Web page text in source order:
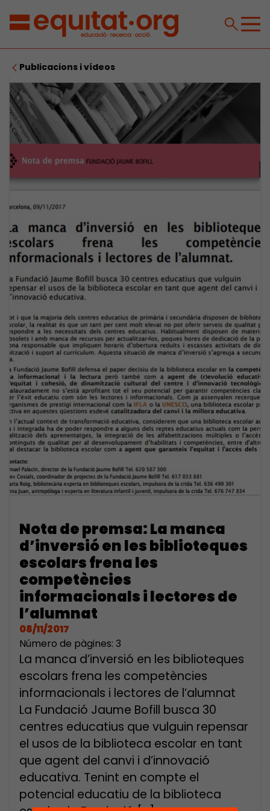
Publicacions i vídeos
Nota de premsa: La manca
d’inversió en les biblioteques
escolars frena les
competències
informacionals i lectores de
l’alumnat
08/11/2017
Número de pàgines: 3
La manca d’inversió en les biblioteques
escolars frena les competències
informacionals i lectores de l’alumnat
La Fundació Jaume Bofill busca 30
centres educatius que vulguin repensar
el usos de la biblioteca escolar en tant
que agent del canvi i d’innovació
educativa. Tenint en compte el
potencial educatiu de la biblioteca